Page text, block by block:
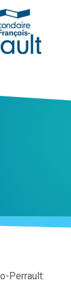
Perrault: